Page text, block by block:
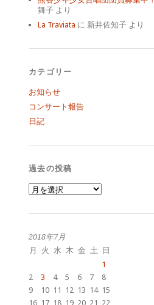
舞子 より
La Traviata に 新井佐知子 より
カテゴリー
お知らせ
コンサート報告
日記
過去の投稿
過
2018年7月
月
火 水 木 金 土
日
1
2
3 4 5 6 7
8
9
10 11 12 13 14 15
16 17 18 19 20 21 22